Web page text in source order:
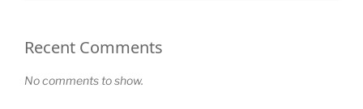
Recent Comments
No comments to show.